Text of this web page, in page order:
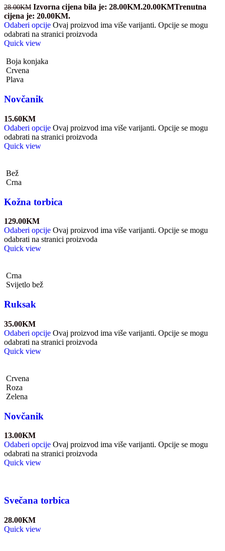
28.00KM Izvorna cijena bila je: 28.00KM.20.00KMTrenutna
cijena je: 20.00KM.
Odaberi opcije Ovaj proizvod ima više varijanti. Opcije se mogu
odabrati na stranici proizvoda
Quick view
Boja konjaka
Crvena
Plava
Novčanik
15.60KM
Odaberi opcije Ovaj proizvod ima više varijanti. Opcije se mogu
odabrati na stranici proizvoda
Quick view
Bež
Crna
Kožna torbica
129.00KM
Odaberi opcije Ovaj proizvod ima više varijanti. Opcije se mogu
odabrati na stranici proizvoda
Quick view
Crna
Svijetlo bež
Ruksak
35.00KM
Odaberi opcije Ovaj proizvod ima više varijanti. Opcije se mogu
odabrati na stranici proizvoda
Quick view
Crvena
Roza
Zelena
Novčanik
13.00KM
Odaberi opcije Ovaj proizvod ima više varijanti. Opcije se mogu
odabrati na stranici proizvoda
Quick view
Svečana torbica
28.00KM
Quick view